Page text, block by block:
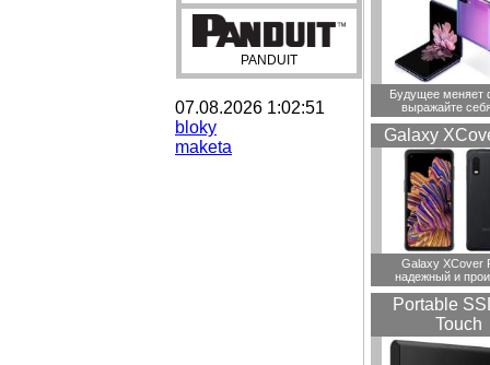
PANDUIT
07.08.2026 1:02:51
bloky
maketa
Будущее меняет
выражайте
Galaxy
Galaxy XCover
надежный и
Portable
Touch